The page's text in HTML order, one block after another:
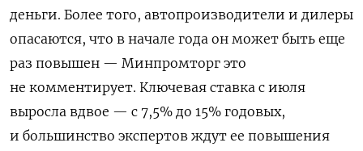
деньги. Более того, автопроизводители и дилеры
опасаются, что в начале года он может быть еще
раз повышен — Минпромторг это
не комментирует. Ключевая ставка с июля
выросла вдвое — с 7,5% до 15% годовых,
и большинство экспертов ждут ее повышения